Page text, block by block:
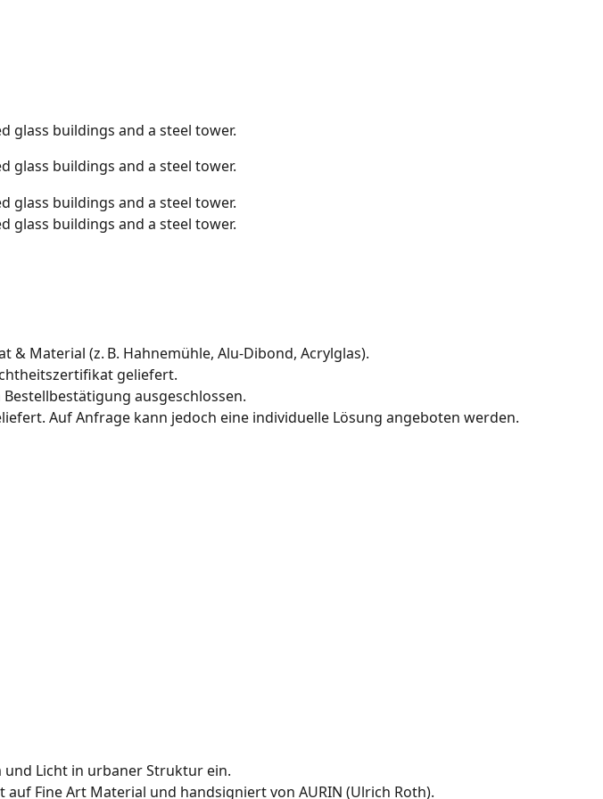
Material (z. B. Hahnemühle, Alu-Dibond, Acrylglas).
geliefert.
ausgeschlossen.
Auf Anfrage kann jedoch eine individuelle Lösung angeboten werden.
und Licht in urbaner Struktur ein.
Fine Art Material und handsigniert von AURIN (Ulrich Roth).